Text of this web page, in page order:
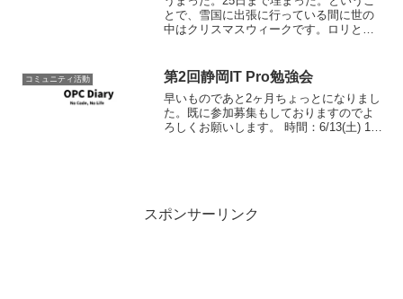
とで、雪国に出張に行っている間に世の
中はクリスマスウィークです。ロリとり
Calendarの内容です。 コメント /
COMME...
コミュニティ活動 第2回静岡IT Pro勉強会
早いものであと2ヶ月ちょっとになりまし
た。既に参加募集もしておりますのでよ
ろしくお願いします。 時間：6/13(土) 13
スポンサーリンク